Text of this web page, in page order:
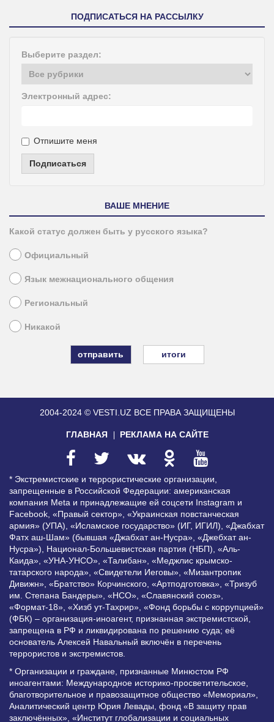
ПОДПИСАТЬСЯ НА РАССЫЛКУ
Выберите раздел:
Электронный адрес:
Отпишите меня
Подписаться
ВАШЕ МНЕНИЕ
Какой статус должен быть у русского языка?
Официальный
Язык межнационального общения
Региональный
Никакой
итоги
2004-2024 © VESTI.UZ ВСЕ ПРАВА ЗАЩИЩЕНЫ
ГЛАВНАЯ РЕКЛАМА НА САЙТЕ
* Экстремистские и террористические организации,
запрещенные в Российской Федерации: американская
компания Meta и принадлежащие ей соцсети Instagram и
Facebook, «Правый сектор», «Украинская повстанческая
армия» (УПА), «Исламское государство» (ИГ, ИГИЛ), «Джабхат
Фатх аш-Шам» (бывшая «Джабхат ан-Нусра», «Джебхат ан-
Нусра»), Национал-Большевистская партия (НБП), «Аль-
Каида», «УНА-УНСО», «Талибан», «Меджлис крымско-
татарского народа», «Свидетели Иеговы», «Мизантропик
Дивижн», «Братство» Корчинского, «Артподготовка», «Тризуб
им. Степана Бандеры», «НСО», «Славянский союз»,
«Формат-18», «Хизб ут-Тахрир», «Фонд борьбы с коррупцией»
(ФБК) – организация-иноагент, признанная экстремистской,
запрещена в РФ и ликвидирована по решению суда; её
основатель Алексей Навальный включён в перечень
террористов и экстремистов.
* Организации и граждане, признанные Минюстом РФ
иноагентами: Международное историко-просветительское,
благотворительное и правозащитное общество «Мемориал»,
Аналитический центр Юрия Левады, фонд «В защиту прав
заключённых», «Институт глобализации и социальных